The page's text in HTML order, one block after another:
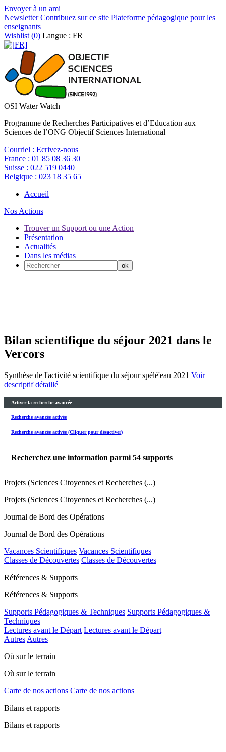
Envoyer à un ami
NewsletterContribuez sur ce site Plateforme pédagogique pour les
enseignants
Wishlist (0) Langue : FR
OSI Water Watch
Programme de Recherches Participatives et d’Education aux
Sciences de l’ONG Objectif Sciences International
Courriel : Ecrivez-nous
France : 01 85 08 36 30
Suisse : 022 519 0440
Belgique : 023 18 35 65
Accueil
Nos Actions
Trouver un Support ou une Action
Présentation
Actualités
Dans les médias
Bilan scientifique du séjour 2021 dans le
Vercors
Synthèse de l'activité scientifique du séjour spélé'eau 2021 Voir
descriptif détaillé
Activer la recherche avancée
Recherche avancée activée
Recherche avancée activée (Cliquer pour désactiver)
Recherchez une information parmi 54 supports
Projets (Sciences Citoyennes et Recherches (...)
Projets (Sciences Citoyennes et Recherches (...)
Journal de Bord des Opérations
Journal de Bord des Opérations
Vacances Scientifiques Vacances Scientifiques
Classes de Découvertes Classes de Découvertes
Références & Supports
Références & Supports
Supports Pédagogiques & Techniques Supports Pédagogiques &
Techniques
Lectures avant le Départ Lectures avant le Départ
Autres Autres
Où sur le terrain
Où sur le terrain
Carte de nos actions Carte de nos actions
Bilans et rapports
Bilans et rapports